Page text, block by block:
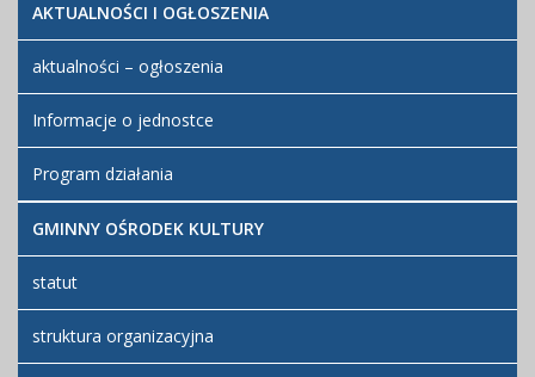
Artykuł
został
utworzony.
czwartek,
26 listopad
2020 22:10
Jerzakowski
AKTUALNOŚCI I OGŁOSZENIA
aktualności – ogłoszenia
Informacje o jednostce
Program działania
GMINNY OŚRODEK KULTURY
statut
struktura organizacyjna